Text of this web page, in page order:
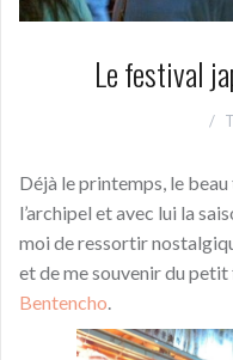
Le festival
Déjà le printemps, le
l’archipel et avec lui la
moi de ressortir
et de me souvenir du
Bentencho.